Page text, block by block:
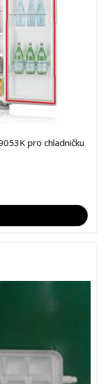
pro chladničku